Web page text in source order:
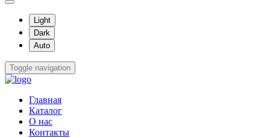
Light
Dark
Auto
Toggle navigation
Главная
Каталог
О нас
Контакты